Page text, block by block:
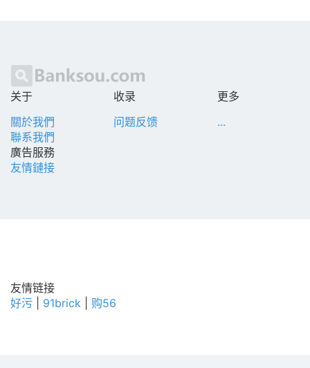
关于
關於我們
聯系我們
廣告服務
友情鏈接
收录
问题反馈
更多
...
友情链接
好污
91brick 购56